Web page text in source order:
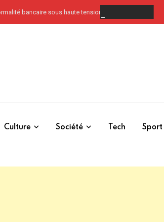
bancaire sous haute tension
Culture Société Tech Sport